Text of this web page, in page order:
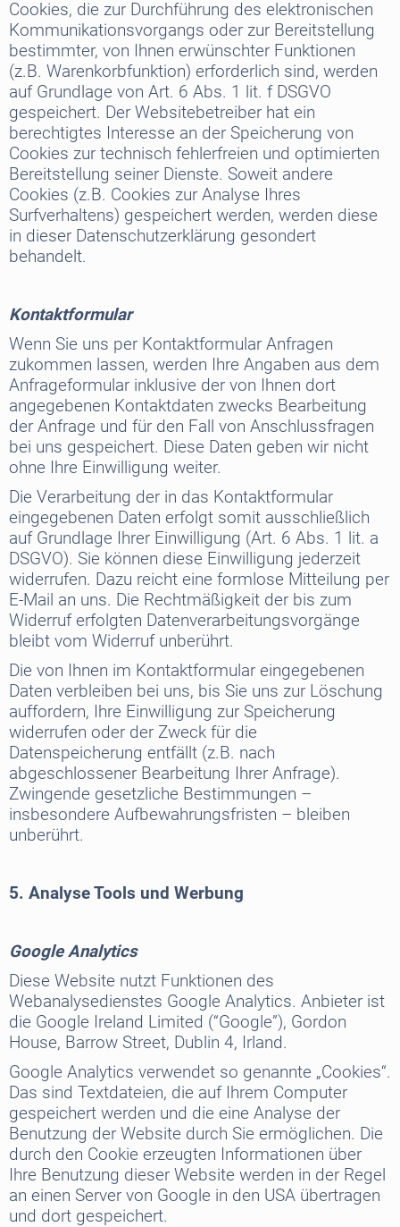
Cookies, die zur Durchführung des elektronischen
Kommunikationsvorgangs oder zur Bereitstellung
bestimmter, von Ihnen erwünschter Funktionen
(z.B. Warenkorbfunktion) erforderlich sind, werden
auf Grundlage von Art. 6 Abs. 1 lit. f DSGVO
gespeichert. Der Websitebetreiber hat ein
berechtigtes Interesse an der Speicherung von
Cookies zur technisch fehlerfreien und optimierten
Bereitstellung seiner Dienste. Soweit andere
Cookies (z.B. Cookies zur Analyse Ihres
Surfverhaltens) gespeichert werden, werden diese
in dieser Datenschutzerklärung gesondert
behandelt.
Kontaktformular
Wenn Sie uns per Kontaktformular Anfragen
zukommen lassen, werden Ihre Angaben aus dem
Anfrageformular inklusive der von Ihnen dort
angegebenen Kontaktdaten zwecks Bearbeitung
der Anfrage und für den Fall von Anschlussfragen
bei uns gespeichert. Diese Daten geben wir nicht
ohne Ihre Einwilligung weiter.
Die Verarbeitung der in das Kontaktformular
eingegebenen Daten erfolgt somit ausschließlich
auf Grundlage Ihrer Einwilligung (Art. 6 Abs. 1 lit. a
DSGVO). Sie können diese Einwilligung jederzeit
widerrufen. Dazu reicht eine formlose Mitteilung per
E-Mail an uns. Die Rechtmäßigkeit der bis zum
Widerruf erfolgten Datenverarbeitungsvorgänge
bleibt vom Widerruf unberührt.
Die von Ihnen im Kontaktformular eingegebenen
Daten verbleiben bei uns, bis Sie uns zur Löschung
auffordern, Ihre Einwilligung zur Speicherung
widerrufen oder der Zweck für die
Datenspeicherung entfällt (z.B. nach
abgeschlossener Bearbeitung Ihrer Anfrage).
Zwingende gesetzliche Bestimmungen –
insbesondere Aufbewahrungsfristen – bleiben
unberührt.
5. Analyse Tools und Werbung
Google Analytics
Diese Website nutzt Funktionen des
Webanalysedienstes Google Analytics. Anbieter ist
die Google Ireland Limited (“Google”), Gordon
House, Barrow Street, Dublin 4, Irland.
Google Analytics verwendet so genannte „Cookies“.
Das sind Textdateien, die auf Ihrem Computer
gespeichert werden und die eine Analyse der
Benutzung der Website durch Sie ermöglichen. Die
durch den Cookie erzeugten Informationen über
Ihre Benutzung dieser Website werden in der Regel
an einen Server von Google in den USA übertragen
und dort gespeichert.